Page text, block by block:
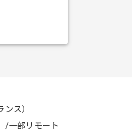
ス）
/一部リモート